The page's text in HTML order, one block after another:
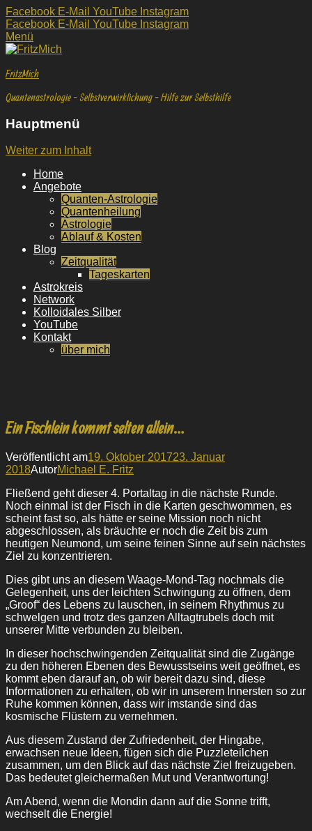
Facebook E-Mail YouTube Instagram
Facebook E-Mail YouTube Instagram
Menü
FritzMich
Quantenastrologie - Selbstverwirklichung - Hilfe zur Selbsthilfe
Hauptmenü
Weiter zum Inhalt
Home
Angebote
Quanten-Astrologie
Quantenheilung
Astrologie
Ablauf & Kosten
Blog
Zeitqualität
Tageskarten
Astrokreis
Network
Kolloidales Silber
YouTube
Kontakt
über mich
Ein Fischlein kommt selten allein…
Veröffentlicht am19. Oktober 201723. Januar
2018AutorMichael E. Fritz
Fließend geht dieser 4. Portaltag in die nächste Runde.
Noch einmal ist der Fisch in die Karten geschwommen, es
scheint fast so, als hätte er seine Mission noch nicht
abgeschlossen, als bräuchte er noch die Zeit bis zum
heutigen Neumond, um seine feinen Sinne auf sein nächstes
Ziel zu konzentrieren.
Dies gibt uns an diesem Waage-Mond-Tag nochmals die
Gelegenheit, uns der leichten Schwingung zu öffnen, dem
„Groof“ des Lebens zu lauschen, in seinem Rhythmus zu
schwelgen und trotz des ganzen Alltagtrubels doch mit
unserer Mitte verbunden zu bleiben.
In dieser hochschwingenden Zeitqualität sind die Zugänge
zu den höheren Ebenen des Bewusstseins weit geöffnet, es
kommt eben darauf an, ob wir bereit dazu sind, diese
Informationen zu erhalten, ob wir in unserem Innersten so zur
Ruhe kommen können, dass wir imstande sind das
kosmische Flüstern zu vernehmen.
Aus diesem Zustand der Zufriedenheit, der Hingabe,
erwachsen neue Ideen, fügen sich die Puzzleteilchen
zusammen, um den Blick auf das nächste Ziel freizugeben.
Das bedeutet gleichermaßen Mut und Verantwortung!
Am Abend, wenn die Mondin dann auf die Sonne trifft,
wechselt die Energie!